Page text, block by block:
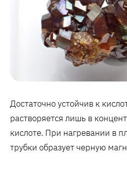
Достаточно устойчив к
растворяется лишь в
кислоте. При нагревании в
трубки образует черную